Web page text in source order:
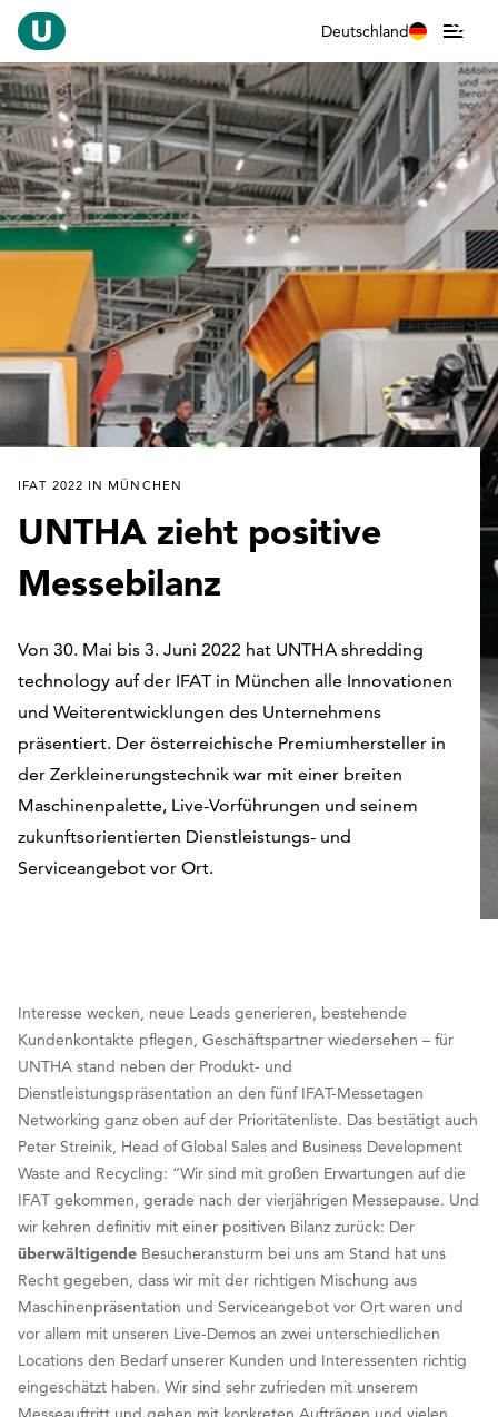
Deutschland
IFAT 2022 IN MÜNCHEN
UNTHA zieht positive
Messebilanz
Von 30. Mai bis 3. Juni 2022 hat UNTHA shredding
technology auf der IFAT in München alle Innovationen
und Weiterentwicklungen des Unternehmens
präsentiert. Der österreichische Premiumhersteller in
der Zerkleinerungstechnik war mit einer breiten
Maschinenpalette, Live-Vorführungen und seinem
zukunftsorientierten Dienstleistungs- und
Serviceangebot vor Ort.
Interesse wecken, neue Leads generieren, bestehende
Kundenkontakte pflegen, Geschäftspartner wiedersehen – für
UNTHA stand neben der Produkt- und
Dienstleistungspräsentation an den fünf IFAT-Messetagen
Networking ganz oben auf der Prioritätenliste. Das bestätigt auch
Peter Streinik, Head of Global Sales and Business Development
Waste and Recycling: “Wir sind mit großen Erwartungen auf die
IFAT gekommen, gerade nach der vierjährigen Messepause. Und
wir kehren definitiv mit einer positiven Bilanz zurück: Der
überwältigende Besucheransturm bei uns am Stand hat uns
Recht gegeben, dass wir mit der richtigen Mischung aus
Maschinenpräsentation und Serviceangebot vor Ort waren und
vor allem mit unseren Live-Demos an zwei unterschiedlichen
Locations den Bedarf unserer Kunden und Interessenten richtig
eingeschätzt haben. Wir sind sehr zufrieden mit unserem